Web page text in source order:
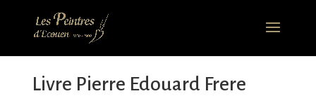
Livre Pierre Edouard Frere